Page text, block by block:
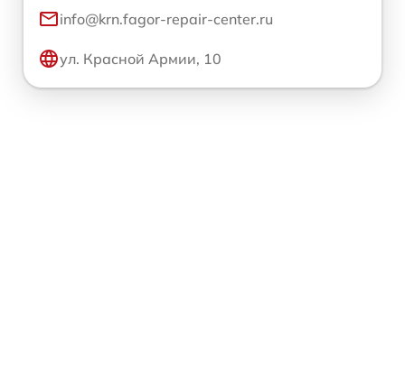
info@krn.fagor-repair-center.ru
ул. Красной Армии, 10